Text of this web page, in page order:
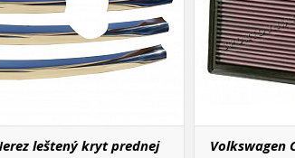
leštený kryt prednej
Volkswagen